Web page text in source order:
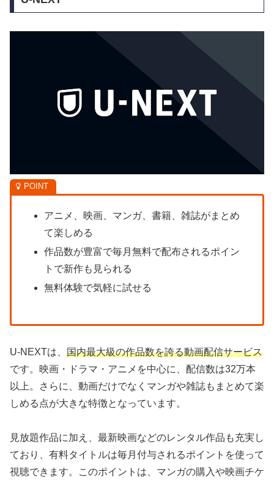
アニメ、映画、マンガ、書籍、雑誌がまとめ
て楽しめる
作品数が豊富で毎月無料で配布されるポイン
トで新作も見られる
無料体験で気軽に試せる
U-NEXTは、 国内最大級の作品数を誇る動画配信サービス
です。映画・ドラマ・アニメを中心に、配信数は32万本
以上。さらに、動画だけでなくマンガや雑誌もまとめて楽
しめる点が大きな特徴となっています。
見放題作品に加え、最新映画などのレンタル作品も充実し
ており、有料タイトルは毎月付与されるポイントを使って
視聴できます。このポイントは、マンガの購入や映画チケ